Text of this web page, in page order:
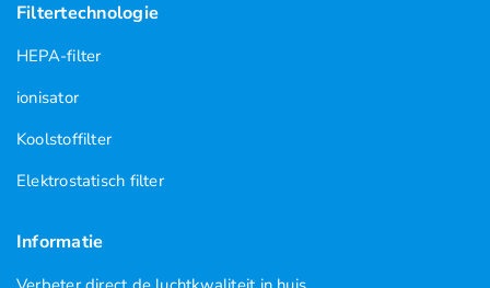
Filtertechnologie
HEPA-filter
ionisator
Koolstoffilter
Elektrostatisch filter
Informatie